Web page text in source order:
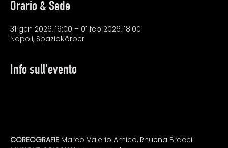
Orario & Sede
31 gen 2026, 19:00 – 01 feb 2026, 18:00
Napoli, SpazioKörper
Info sull'evento
COREOGRAFIE Marco Valerio Amico, Rhuena Bracci